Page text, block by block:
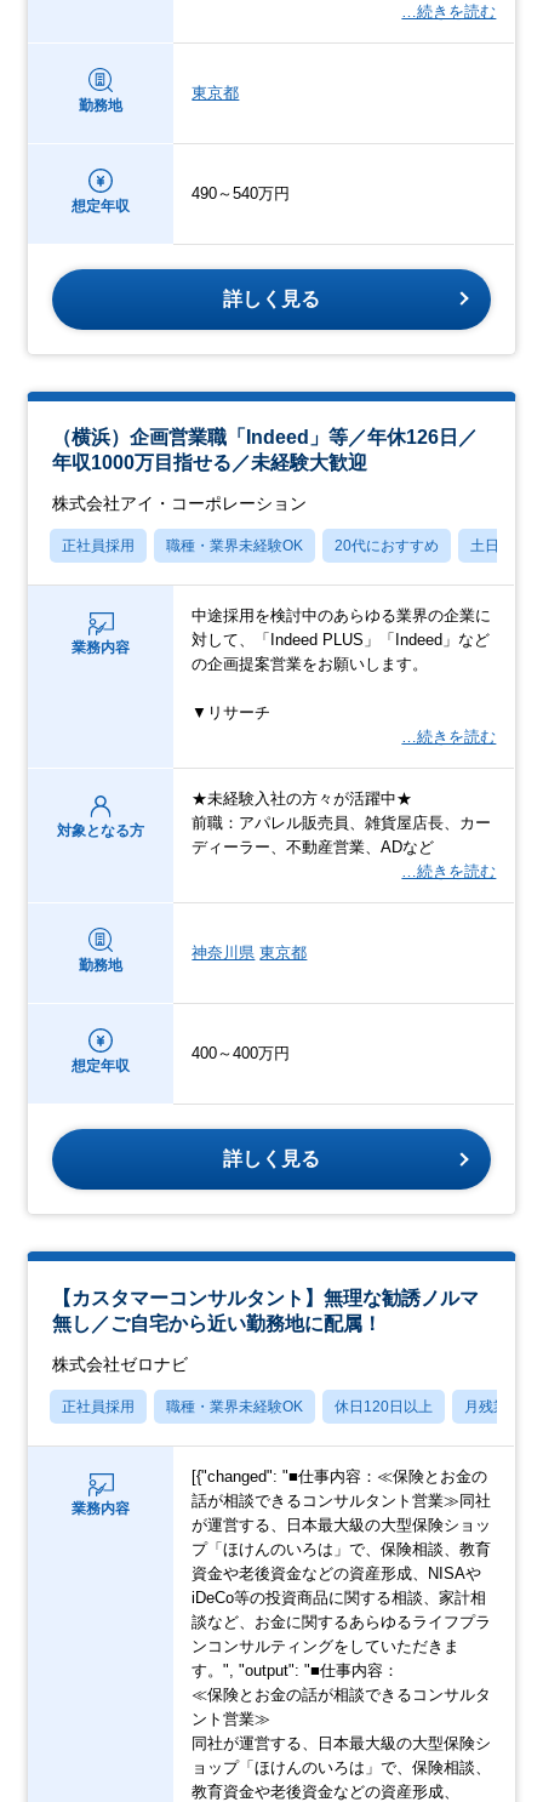
…続きを読む
勤務地
東京都
想定年収
490～540万円
詳しく見る
（横浜）企画営業職「Indeed」等／年休126日／
年収1000万目指せる／未経験大歓迎
株式会社アイ・コーポレーション
正社員採用 職種・業界未経験OK 20代におすすめ 土日祝休み
業務内容
中途採用を検討中のあらゆる業界の企業に
対して、「Indeed PLUS」「Indeed」など
の企画提案営業をお願いします。
▼リサーチ
…続きを読む
対象となる方
★未経験入社の方々が活躍中★
前職：アパレル販売員、雑貨屋店長、カー
ディーラー、不動産営業、ADなど
…続きを読む
勤務地
神奈川県 東京都
想定年収
400～400万円
詳しく見る
【カスタマーコンサルタント】無理な勧誘ノルマ
無し／ご自宅から近い勤務地に配属！
株式会社ゼロナビ
正社員採用 職種・業界未経験OK 休日120日以上 月残業20
業務内容
[{"changed": "■仕事内容：≪保険とお金の
話が相談できるコンサルタント営業≫同社
が運営する、日本最大級の大型保険ショッ
プ「ほけんのいろは」で、保険相談、教育
資金や老後資金などの資産形成、NISAや
iDeCo等の投資商品に関する相談、家計相
談など、お金に関するあらゆるライフプラ
ンコンサルティングをしていただきま
す。", "output": "■仕事内容：
≪保険とお金の話が相談できるコンサルタ
ント営業≫
同社が運営する、日本最大級の大型保険シ
ョップ「ほけんのいろは」で、保険相談、
教育資金や老後資金などの資産形成、